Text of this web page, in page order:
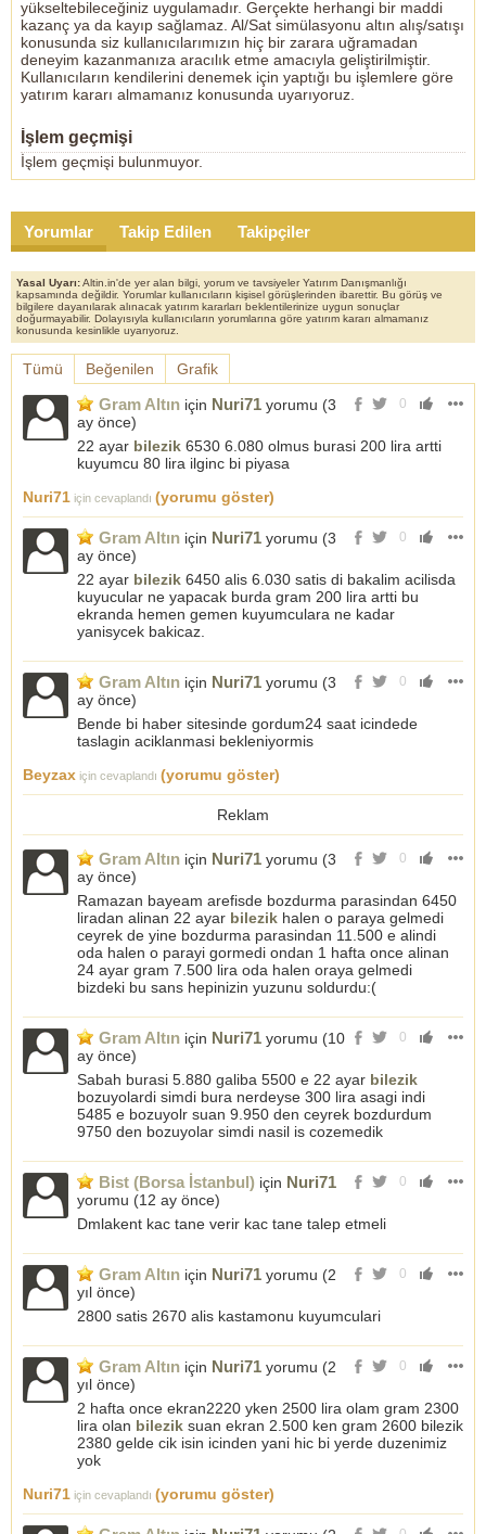
yükseltebileceğiniz uygulamadır. Gerçekte herhangi bir maddi
kazanç ya da kayıp sağlamaz. Al/Sat simülasyonu altın alış/satışı
konusunda siz kullanıcılarımızın hiç bir zarara uğramadan
deneyim kazanmanıza aracılık etme amacıyla geliştirilmiştir.
Kullanıcıların kendilerini denemek için yaptığı bu işlemlere göre
yatırım kararı almamanız konusunda uyarıyoruz.
İşlem geçmişi
İşlem geçmişi bulunmuyor.
Yorumlar Takip Edilen Takipçiler
Yasal Uyarı:Altin.in'de yer alan bilgi, yorum ve tavsiyeler Yatırım Danışmanlığı
kapsamında değildir. Yorumlar kullanıcıların kişisel görüşlerinden ibarettir. Bu görüş ve
bilgilere dayanılarak alınacak yatırım kararları beklentilerinize uygun sonuçlar
doğurmayabilir. Dolayısıyla kullanıcıların yorumlarına göre yatırım kararı almamanız
konusunda kesinlikle uyarıyoruz.
Tümü Beğenilen Grafik
0
Gram Altın için Nuri71 yorumu (3
ay önce)
22 ayar bilezik 6530 6.080 olmus burasi 200 lira artti
kuyumcu 80 lira ilginc bi piyasa
Nuri71 için cevaplandı (yorumu göster)
0
Gram Altın için Nuri71 yorumu (3
ay önce)
22 ayar bilezik 6450 alis 6.030 satis di bakalim acilisda
kuyucular ne yapacak burda gram 200 lira artti bu
ekranda hemen gemen kuyumculara ne kadar
yanisycek bakicaz.
0
Gram Altın için Nuri71 yorumu (3
ay önce)
Bende bi haber sitesinde gordum24 saat icindede
taslagin aciklanmasi bekleniyormis
Beyzax için cevaplandı (yorumu göster)
Reklam
0
Gram Altın için Nuri71 yorumu (3
ay önce)
Ramazan bayeam arefisde bozdurma parasindan 6450
liradan alinan 22 ayar bilezik halen o paraya gelmedi
ceyrek de yine bozdurma parasindan 11.500 e alindi
oda halen o parayi gormedi ondan 1 hafta once alinan
24 ayar gram 7.500 lira oda halen oraya gelmedi
bizdeki bu sans hepinizin yuzunu soldurdu:(
0
Gram Altın için Nuri71 yorumu (10
ay önce)
Sabah burasi 5.880 galiba 5500 e 22 ayar bilezik
bozuyolardi simdi bura nerdeyse 300 lira asagi indi
5485 e bozuyolr suan 9.950 den ceyrek bozdurdum
9750 den bozuyolar simdi nasil is cozemedik
0
Bist (Borsa İstanbul) için Nuri71
yorumu (12 ay önce)
Dmlakent kac tane verir kac tane talep etmeli
0
Gram Altın için Nuri71 yorumu (2
yıl önce)
2800 satis 2670 alis kastamonu kuyumculari
0
Gram Altın için Nuri71 yorumu (2
yıl önce)
2 hafta once ekran2220 yken 2500 lira olam gram 2300
lira olan bilezik suan ekran 2.500 ken gram 2600 bilezik
2380 gelde cik isin icinden yani hic bi yerde duzenimiz
yok
Nuri71 için cevaplandı (yorumu göster)